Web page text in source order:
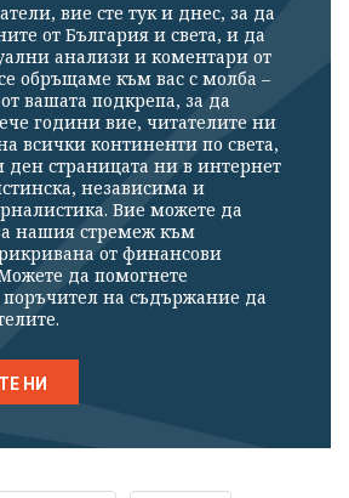
вие сте тук и днес, за да
от България и света, и да
анализи и коментари от
обръщаме към вас с молба –
вашата подкрепа, за да
години вие, читателите ни
всички континенти по света,
ден страницата ни в интернет
независима и
Вие можете да
нашия стремеж към
от финансови
да помогнете
на съдържание да
НИ